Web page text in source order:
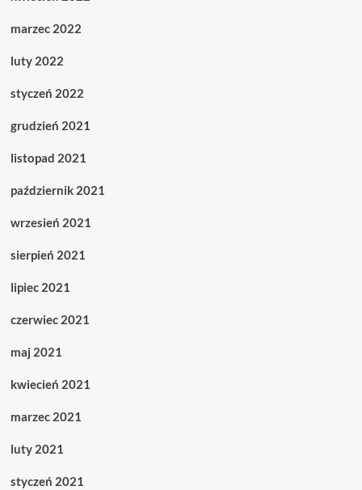
marzec 2022
luty 2022
styczeń 2022
grudzień 2021
listopad 2021
październik 2021
wrzesień 2021
sierpień 2021
lipiec 2021
czerwiec 2021
maj 2021
kwiecień 2021
marzec 2021
luty 2021
styczeń 2021